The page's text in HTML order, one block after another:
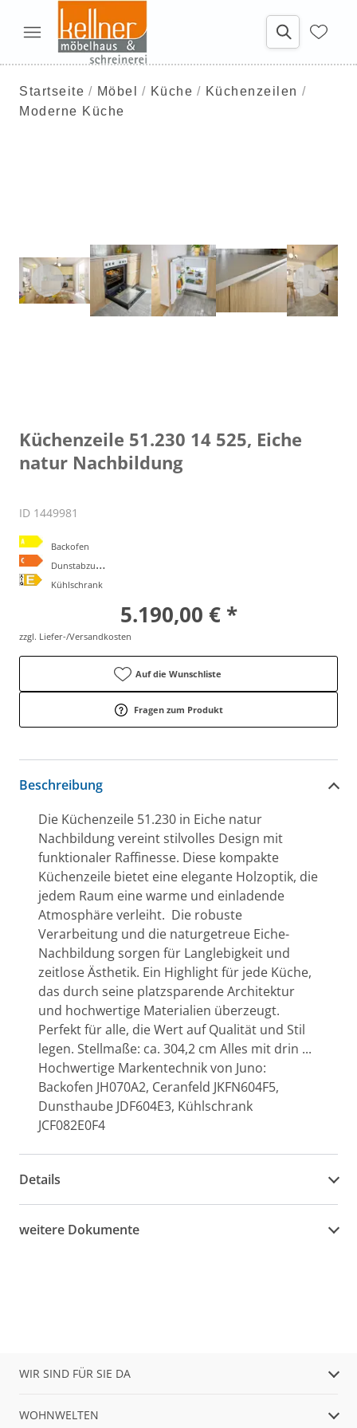
Startseite Möbel Küche
Küchenzeilen
Moderne Küche
Küchenzeile 51.230 14 525, Eiche
natur Nachbildung
ID 1449981
Backofen
D
unstabzugshaube
Kühlschrank
5.190,00 € *
zzgl. Liefer-/Versandkosten
Auf die Wunschliste
Fragen zum Produkt
Beschreibung
Die Küchenzeile 51.230 in Eiche natur
Nachbildung vereint stilvolles Design mit
funktionaler Raffinesse. Diese kompakte
Küchenzeile bietet eine elegante Holzoptik, die
jedem Raum eine warme und einladende
Atmosphäre verleiht. Die robuste
Verarbeitung und die naturgetreue Eiche-
Nachbildung sorgen für Langlebigkeit und
zeitlose Ästhetik. Ein Highlight für jede Küche,
das durch seine platzsparende Architektur
und hochwertige Materialien überzeugt.
Perfekt für alle, die Wert auf Qualität und Stil
legen. Stellmaße: ca. 304,2 cm Alles mit drin ...
Hochwertige Markentechnik von Juno:
Backofen JH070A2, Ceranfeld JKFN604F5,
Dunsthaube JDF604E3, Kühlschrank
JCF082E0F4
Details
weitere Dokumente
WIR SIND FÜR SIE DA
WOHNWELTEN